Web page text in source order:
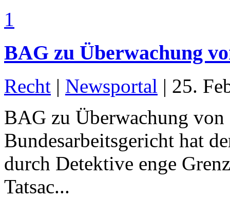
1
BAG zu Überwachung
Recht | Newsportal | 25.
BAG zu Überwachung
Bundesarbeitsgericht hat
durch Detektive enge
Tatsac...